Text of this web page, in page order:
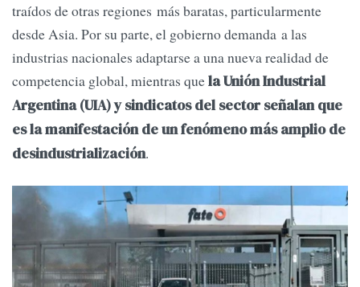
traídos de otras regiones más baratas, particularmente
desde Asia. Por su parte, el gobierno demanda a las
industrias nacionales adaptarse a una nueva realidad de
competencia global, mientras quela Unión Industrial
Argentina (UIA) y sindicatos del sector señalan que
es la manifestación de un fenómeno más amplio de
desindustrialización.